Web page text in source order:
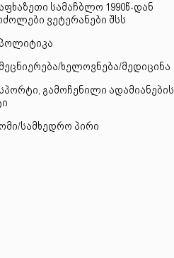
აფხაზეთი სამაჩბლო 1990წ-დან
ვეტერანები შსს
პოლიტიკა
მეცნიერება/ხელოვნება/მედიცინა
სპორტი, გამოჩენილი ადამიანების
ომი/სამხედრო პირი